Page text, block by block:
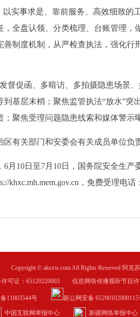
实事求是、靠前服务、高效细致
全盘认领、分类梳理、台账管理
制度机制，从严检查执法，强化
促函、多暗访、多拍摄隐患场景、
基层末梢；聚焦监管执法“放水”
聚焦受理问题隐患线索和媒体警示
关部门和安委会有关成员单位负
10日至7月10日，国务院安全生产
khxc.mh.mem.gov.cn ，免费受理电话
© aksxw.com All Rights Reserved 阿克
许可证：65120220003 信息网络传播视听节目许
备11003544号 新公网安备 65290102000115
中国互联网举报中心 新疆网络举报